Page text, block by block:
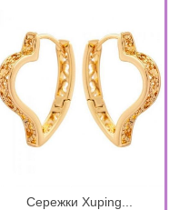
Сережки Xuping...